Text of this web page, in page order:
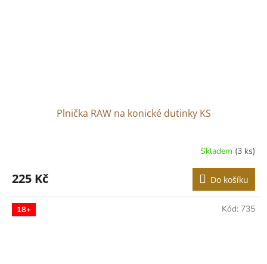
Plnička RAW na konické dutinky KS
Skladem (3 ks)
225 Kč Do košíku
18+ Kód: 735